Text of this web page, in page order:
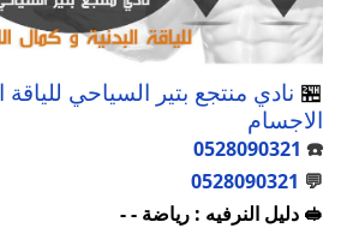
🏪 نادي منتجع بتير السياحي للياقة
الاجسام
☎️
0528090321
💬
0528090321
🥪 دليل النرفيه : رياضة - -